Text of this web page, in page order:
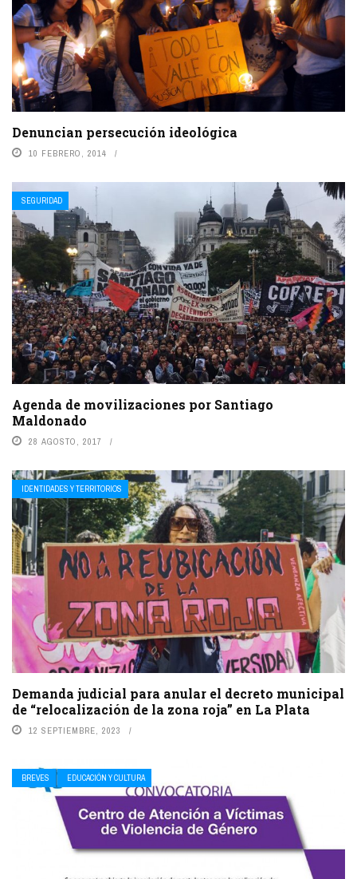
Denuncian persecución ideológica
10 FEBRERO, 2014
SEGURIDAD
Agenda de movilizaciones por Santiago
Maldonado
28 AGOSTO, 2017
IDENTIDADES Y TERRITORIOS
Demanda judicial para anular el decreto municipal
de “relocalización de la zona roja” en La Plata
12 SEPTIEMBRE, 2023
BREVES EDUCACIÓN Y CULTURA